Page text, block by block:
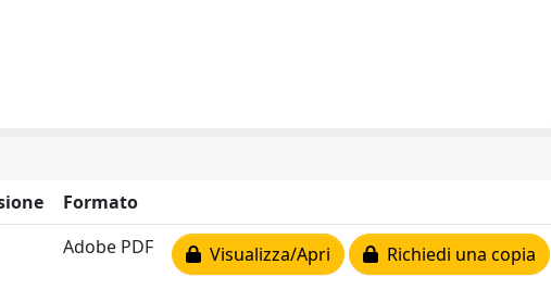
Formato
Adobe PDF Visualizza/Apri Richiedi una copia